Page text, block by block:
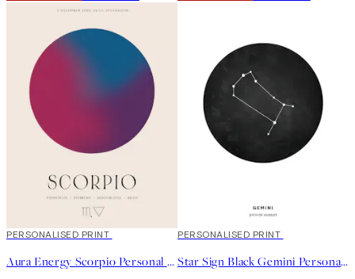
20%*
PERSONALISED PRINT
Aura Energy Scorpio Personal Poster
20%*
PERSONALISED PRINT
Star Sign Black Gemini Personal Poster